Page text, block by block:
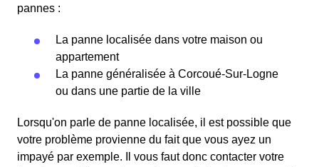
pannes :
La panne localisée dans votre maison ou
appartement
La panne généralisée à Corcoué-Sur-Logne
ou dans une partie de la ville
Lorsqu'on parle de panne localisée, il est possible que
votre problème provienne du fait que vous ayez un
impayé par exemple. Il vous faut donc contacter votre